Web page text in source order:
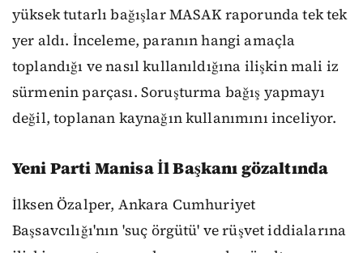
yüksek tutarlı bağışlar MASAK raporunda tek tek
yer aldı. İnceleme, paranın hangi amaçla
toplandığı ve nasıl kullanıldığına ilişkin mali iz
sürmenin parçası. Soruşturma bağış yapmayı
değil, toplanan kaynağın kullanımını inceliyor.
Yeni Parti Manisa İl Başkanı gözaltında
İlksen Özalper, Ankara Cumhuriyet
Başsavcılığı'nın 'suç örgütü' ve rüşvet iddialarına